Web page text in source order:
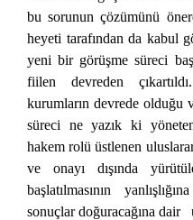
bu sorunun çözümünü
heyeti tarafından da kabul
yeni bir görüşme süreci
fiilen devreden
kurumların devrede olduğu
süreci ne yazık ki
hakem rolü üstlenen
ve onayı dışında
başlatılmasının
sonuçlar doğuracağına dair